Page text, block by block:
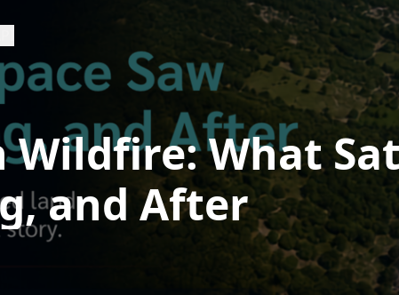
Wildfire: What
and After